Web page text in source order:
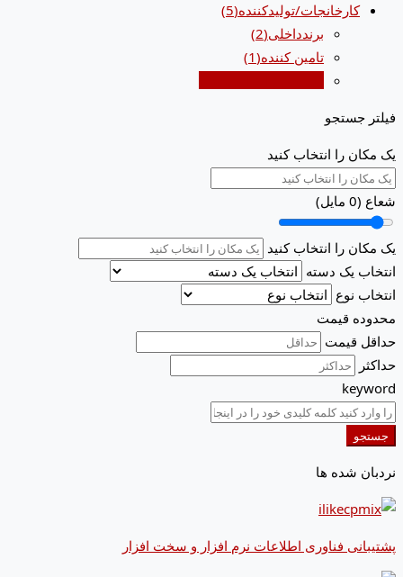
کارخانجات/تولیدکننده(5)
برندداخلی(2)
تامین کننده(1)
فیلتر جستجو
یک مکان را انتخاب کنید
شعاع (0 مایل)
یک مکان را انتخاب کنید
انتخاب یک دسته
انتخاب نوع
محدوده قیمت
حداقل قیمت
حداکثر
keyword
جستجو
نردبان شده ها
پشتیبانی فناوری اطلاعات نرم افزار و سخت افزار